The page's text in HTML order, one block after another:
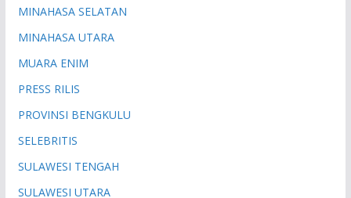
MINAHASA SELATAN
MINAHASA UTARA
MUARA ENIM
PRESS RILIS
PROVINSI BENGKULU
SELEBRITIS
SULAWESI TENGAH
SULAWESI UTARA